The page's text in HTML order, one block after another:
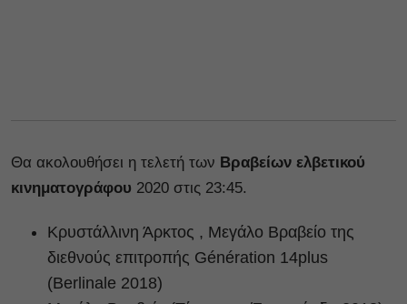
Θα ακολουθήσει η τελετή των Βραβείων ελβετικού
κινηματογράφου 2020 στις 23:45.
Κρυστάλλινη Άρκτος , Μεγάλο Βραβείο της
διεθνούς επιτροπής Génération 14plus
(Berlinale 2018)